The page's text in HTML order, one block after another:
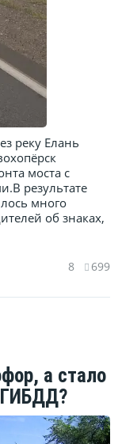
реку Елань
моста с
результате
много
об знаках,
8 699
а стало
ГИБДД?